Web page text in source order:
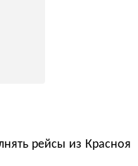
рейсы из Красноя